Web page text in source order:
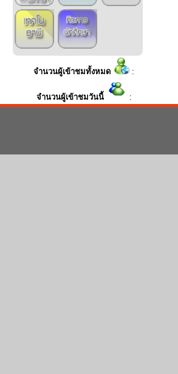
จำนวนผู้เข้าชมทั้งหมด :
จำนวนผู้เข้าชมวันนี้ :